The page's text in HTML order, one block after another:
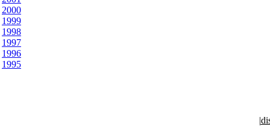
2000
1999
1998
1997
1996
1995
|